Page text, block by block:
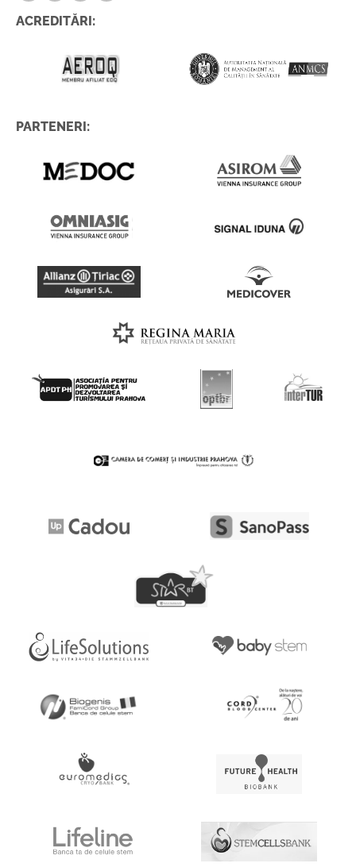
ACREDITĂRI:
PARTENERI: